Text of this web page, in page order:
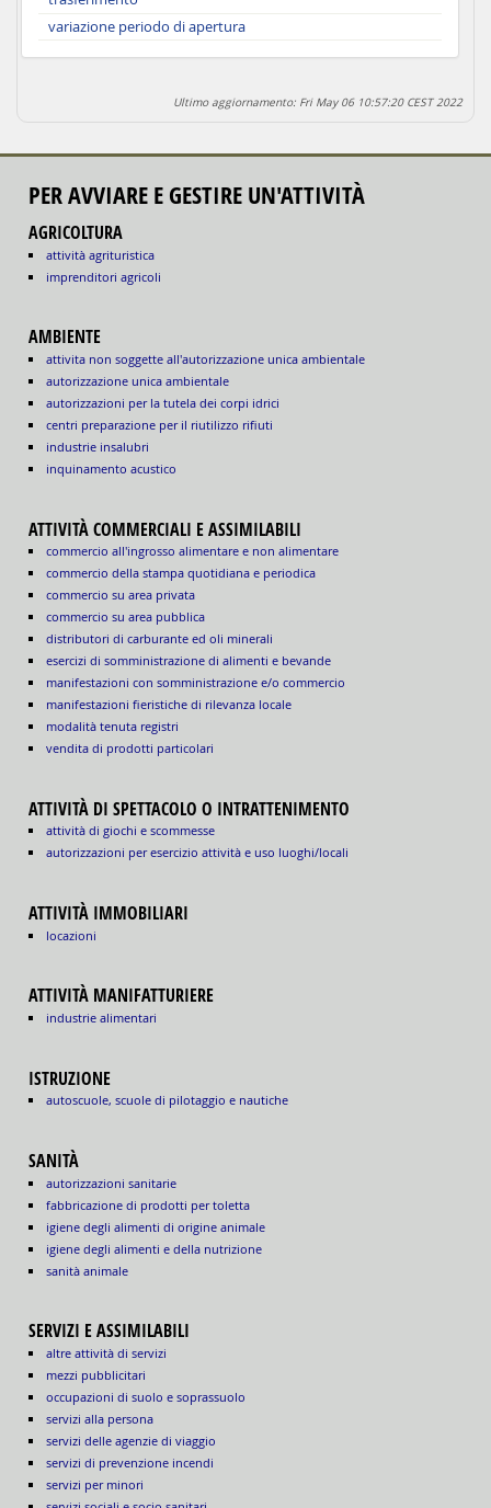
variazione periodo di apertura
Ultimo aggiornamento: Fri May 06 10:57:20 CEST 2022
PER AVVIARE E GESTIRE UN'ATTIVITÀ
AGRICOLTURA
attività agrituristica
imprenditori agricoli
AMBIENTE
attivita non soggette all'autorizzazione unica ambientale
autorizzazione unica ambientale
autorizzazioni per la tutela dei corpi idrici
centri preparazione per il riutilizzo rifiuti
industrie insalubri
inquinamento acustico
ATTIVITÀ COMMERCIALI E ASSIMILABILI
commercio all'ingrosso alimentare e non alimentare
commercio della stampa quotidiana e periodica
commercio su area privata
commercio su area pubblica
distributori di carburante ed oli minerali
esercizi di somministrazione di alimenti e bevande
manifestazioni con somministrazione e/o commercio
manifestazioni fieristiche di rilevanza locale
modalità tenuta registri
vendita di prodotti particolari
ATTIVITÀ DI SPETTACOLO O INTRATTENIMENTO
attività di giochi e scommesse
autorizzazioni per esercizio attività e uso luoghi/locali
ATTIVITÀ IMMOBILIARI
locazioni
ATTIVITÀ MANIFATTURIERE
industrie alimentari
ISTRUZIONE
autoscuole, scuole di pilotaggio e nautiche
SANITÀ
autorizzazioni sanitarie
fabbricazione di prodotti per toletta
igiene degli alimenti di origine animale
igiene degli alimenti e della nutrizione
sanità animale
SERVIZI E ASSIMILABILI
altre attività di servizi
mezzi pubblicitari
occupazioni di suolo e soprassuolo
servizi alla persona
servizi delle agenzie di viaggio
servizi di prevenzione incendi
servizi per minori